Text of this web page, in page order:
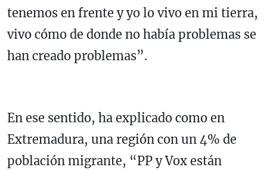
tenemos en frente y yo lo vivo en mi tierra,
vivo cómo de donde no había problemas se
han creado problemas”.
En ese sentido, ha explicado como en
Extremadura, una región con un 4% de
población migrante, “PP y Vox están